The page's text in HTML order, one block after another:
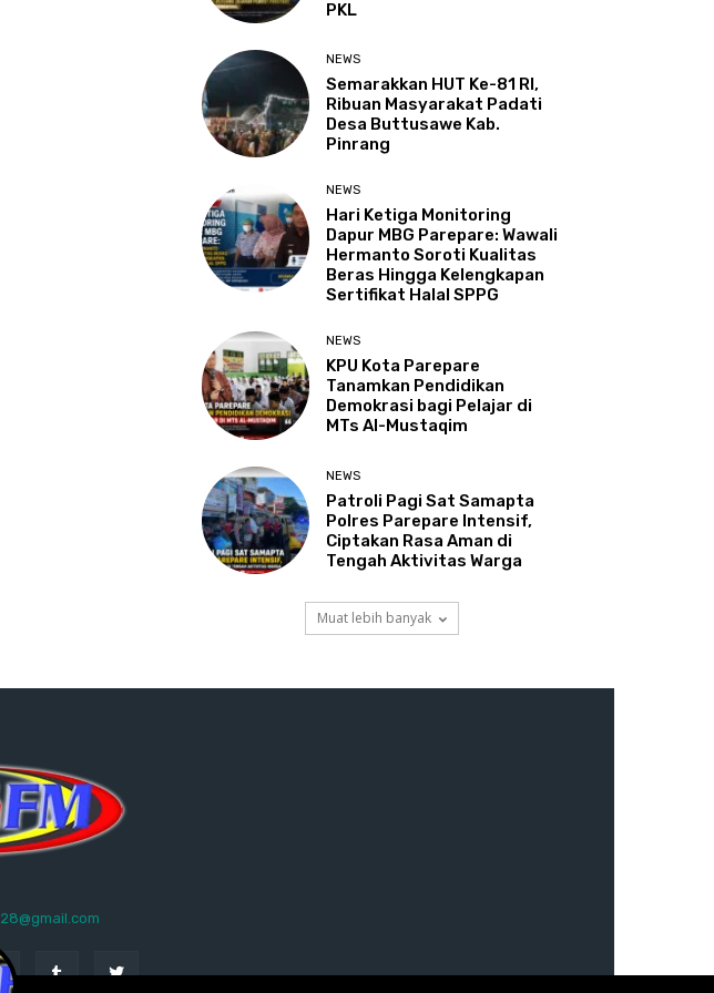
PKL
NEWS
Semarakkan HUT Ke-81 RI,
Ribuan Masyarakat Padati
Desa Buttusawe Kab.
Pinrang
NEWS
Hari Ketiga Monitoring
Dapur MBG Parepare: Wawali
Hermanto Soroti Kualitas
Beras Hingga Kelengkapan
Sertifikat Halal SPPG
NEWS
KPU Kota Parepare
Tanamkan Pendidikan
Demokrasi bagi Pelajar di
MTs Al-Mustaqim
NEWS
Patroli Pagi Sat Samapta
Polres Parepare Intensif,
Ciptakan Rasa Aman di
Tengah Aktivitas Warga
Muat lebih banyak